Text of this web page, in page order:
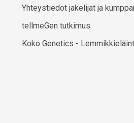
Yhteystiedot jakelijat ja
tellmeGen tutkimus
Koko Genetics -